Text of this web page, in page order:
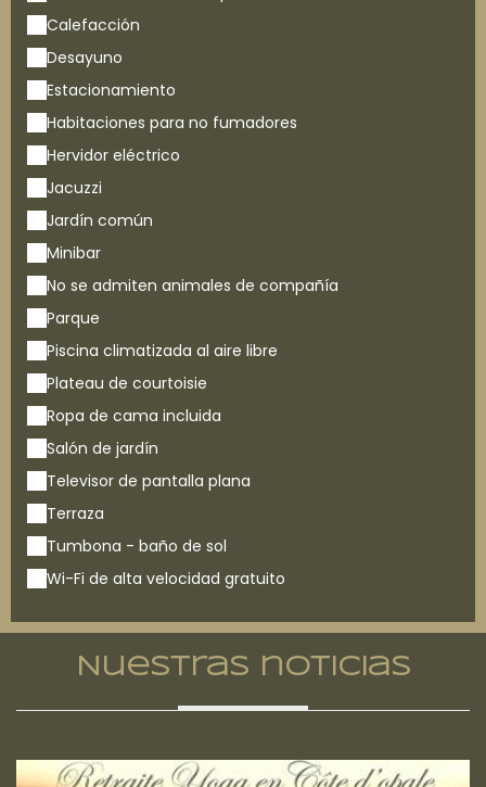
Calefacción
Desayuno
Estacionamiento
Habitaciones para no fumadores
Hervidor eléctrico
Jacuzzi
Jardín común
Minibar
No se admiten animales de compañía
Parque
Piscina climatizada al aire libre
Plateau de courtoisie
Ropa de cama incluida
Salón de jardín
Televisor de pantalla plana
Terraza
Tumbona - baño de sol
Wi-Fi de alta velocidad gratuito
Nuestras noticias